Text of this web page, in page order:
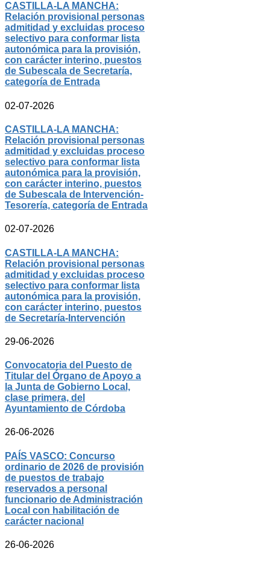
CASTILLA-LA MANCHA:
Relación provisional personas
admitidad y excluidas proceso
selectivo para conformar lista
autonómica para la provisión,
con carácter interino, puestos
de Subescala de Secretaría,
categoría de Entrada
02-07-2026
CASTILLA-LA MANCHA:
Relación provisional personas
admitidad y excluidas proceso
selectivo para conformar lista
autonómica para la provisión,
con carácter interino, puestos
de Subescala de Intervención-
Tesorería, categoría de Entrada
02-07-2026
CASTILLA-LA MANCHA:
Relación provisional personas
admitidad y excluidas proceso
selectivo para conformar lista
autonómica para la provisión,
con carácter interino, puestos
de Secretaría-Intervención
29-06-2026
Convocatoria del Puesto de
Titular del Órgano de Apoyo a
la Junta de Gobierno Local,
clase primera, del
Ayuntamiento de Córdoba
26-06-2026
PAÍS VASCO: Concurso
ordinario de 2026 de provisión
de puestos de trabajo
reservados a personal
funcionario de Administración
Local con habilitación de
carácter nacional
26-06-2026